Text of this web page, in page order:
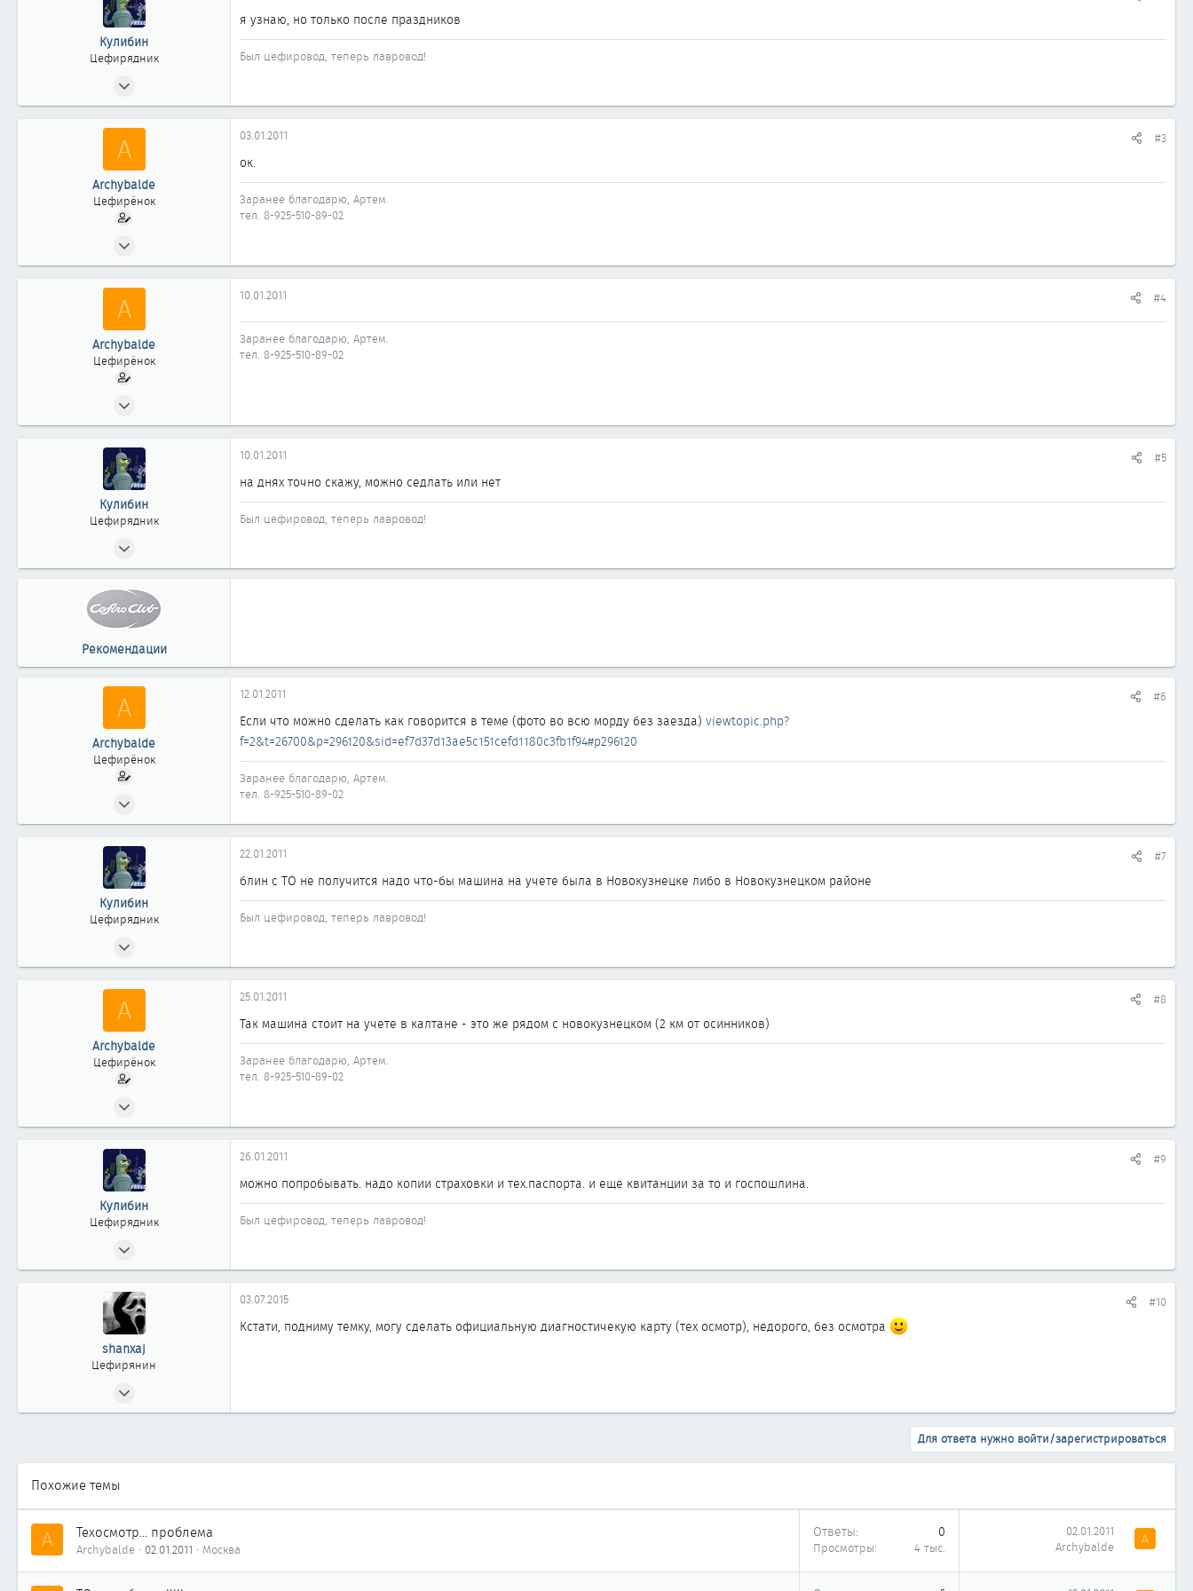
Кулибин
Цефирядник
153
я узнаю, но только после праздников
Был цефировод, теперь лавровод!
A
Archybalde
Цефирёнок
19
03.01.2011 #3
ок.
Заранее благодарю, Артем.
тел. 8-925-510-89-02
A
Archybalde
Цефирёнок
19
10.01.2011 #4
Заранее благодарю, Артем.
тел. 8-925-510-89-02
Кулибин
Цефирядник
153
10.01.2011 #5
на днях точно скажу, можно седлать или нет
Был цефировод, теперь лавровод!
Рекомендации
A
Archybalde
Цефирёнок
19
12.01.2011 #6
Если что можно сделать как говорится в теме (фото во всю морду без заезда) viewtopic.php?
f=2&t=26700&p=296120&sid=ef7d37d13ae5c151cefd1180c3fb1f94#p296120
Заранее благодарю, Артем.
тел. 8-925-510-89-02
Кулибин
Цефирядник
153
22.01.2011 #7
блин с ТО не получится надо что-бы машина на учете была в Новокузнецке либо в Новокузнецком районе
Был цефировод, теперь лавровод!
A
Archybalde
Цефирёнок
19
25.01.2011 #8
Так машина стоит на учете в калтане - это же рядом с новокузнецком (2 км от осинников)
Заранее благодарю, Артем.
тел. 8-925-510-89-02
Кулибин
Цефирядник
153
26.01.2011 #9
можно попробывать. надо копии страховки и тех.паспорта. и еще квитанции за то и госпошлина.
Был цефировод, теперь лавровод!
shanxaj
Цефирянин
391
03.07.2015 #10
Кстати, подниму темку, могу сделать официальную диагностичекую карту (тех осмотр), недорого, без осмотра
Для ответа нужно войти/зарегистрироваться
Похожие темы
A Техосмотр... проблема
Archybalde 02.01.2011 Москва
Ответы 0
Просмотры 4 тыс.
02.01.2011
Archybalde
A